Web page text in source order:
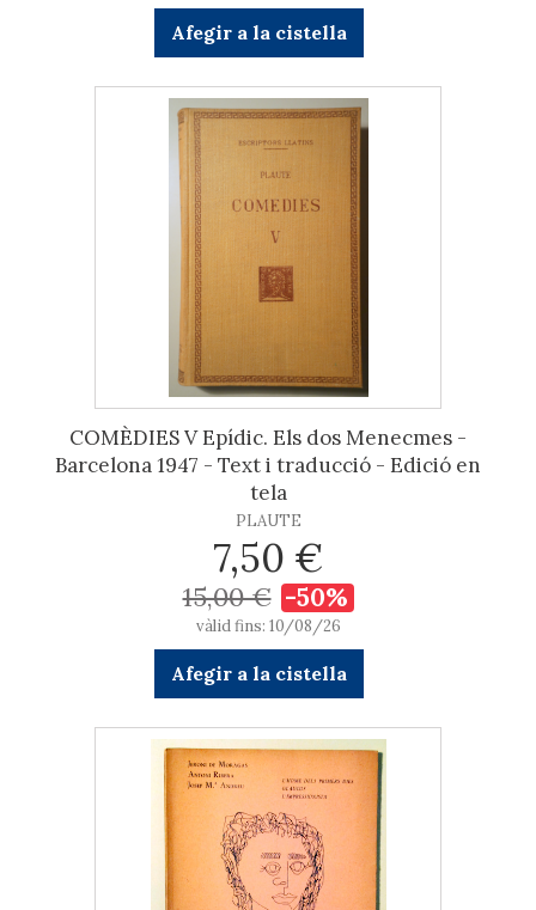
Afegir a la cistella
COMÈDIES V Epídic. Els dos Menecmes -
Barcelona 1947 - Text i traducció - Edició en
tela
PLAUTE
7,50 €
15,00 € -50%
vàlid fins: 10/08/26
Afegir a la cistella